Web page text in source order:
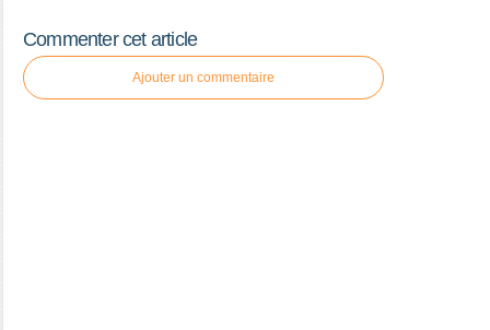
Commenter cet article
Ajouter un commentaire